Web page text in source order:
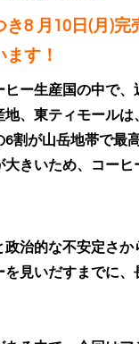
き8 月10日(月)完
す！
ヒー生産国の中で
、東ティモールは
割が山岳地帯で最
大きいため、コー
政治的な不安定さ
を見いだすまでに、